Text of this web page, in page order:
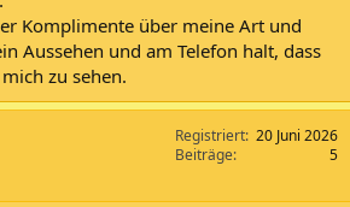
Komplimente über meine Art und
Aussehen und am Telefon halt, dass
zu sehen.
Registriert 20 Juni 2026
Beiträge
5